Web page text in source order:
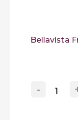
Bellavista
-